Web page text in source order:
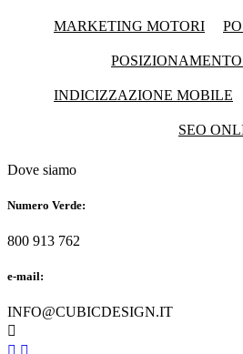
MARKETING MOTORI
INDICIZZAZIONE MOBILE
SEO
Dove siamo
Numero Verde:
800 913 762
e-mail:
INFO@CUBICDESIGN.IT
